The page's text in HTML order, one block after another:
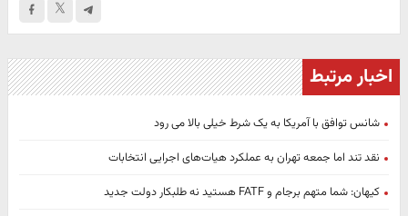
اخبار مرتبط
شانس توافق با آمریکا به یک شرط خیلی بالا می رود
نقد تند اما جمعه تهران به عملکرد هیات‌های اجرایی انتخابات
کیهان: شما متهم برجام و FATF هستید نه طلبکار دولت جدید